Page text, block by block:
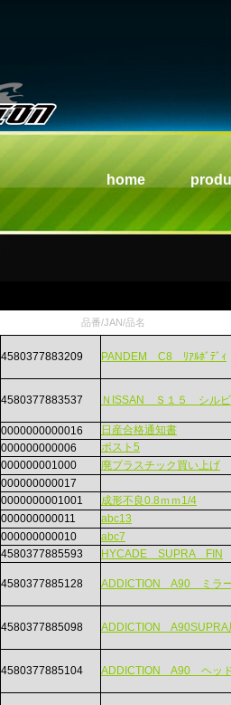
home
品番/JAN/品名
4580377883209 PANDEM C8 ﾘｱﾙﾎﾞﾃﾞｨ
4580377883537 ＮISSAN Ｓ１５ シル
0000000000016 日産合格通知書
000000000006 ポスト5
000000001000 廃プラスチック買い上げ
000000000017
0000000001001 成形不良0.8ｍｍ1/4
000000000011 abc13
000000000010 abc7
4580377885593 HYCADE SUPRA FIN
4580377885128 ADDICTION A90 ミラ
4580377885098 ADDICTION A90SUPRA
4580377885104 ADDICTION A90 ヘッ